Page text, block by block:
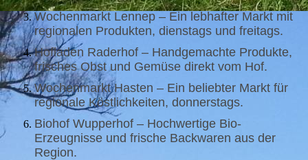
Wochenmarkt Lennep – Ein lebhafter Markt mit
regionalen Produkten, dienstags und freitags.
Hofladen Raderhof – Handgemachte Produkte,
frisches Obst und Gemüse direkt vom Hof.
Wochenmarkt Hasten – Ein beliebter Markt für
regionale Köstlichkeiten, donnerstags.
Biohof Wupperhof – Hochwertige Bio-
Erzeugnisse und frische Backwaren aus der
Region.